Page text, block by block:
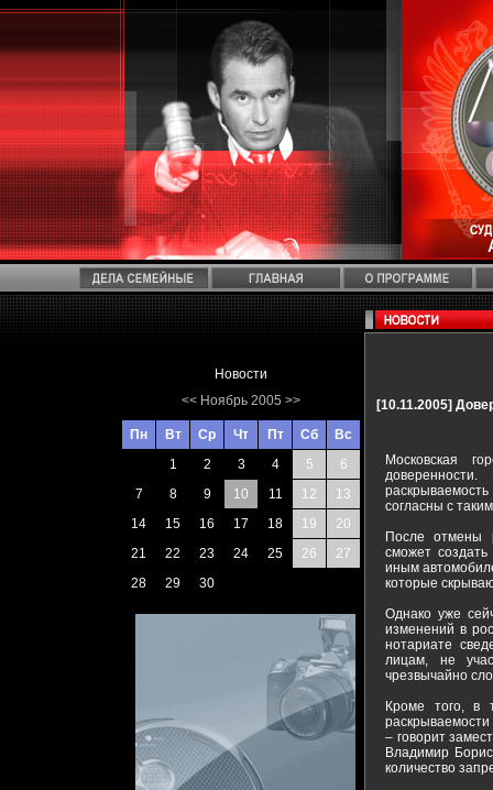
Новости
<< Ноябрь 2005 >>
Пн Вт Ср Чт Пт Сб
Вс
1
2 3 4 5
6
7
8 9 10 11 12
13
14
15 16 17 18 19
20
21
22 23 24 25 26
27
28
29 30
[10.11.2005]
Московская
согласны с
После отмены
сможет
иным
которые
Однако уже
изменений в
нотариате
лицам, не
чрезвычайно
Кроме того, в
– говорит
Владимир
количество